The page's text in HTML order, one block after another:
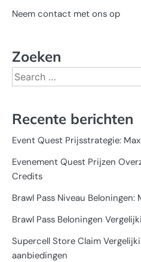
Neem contact met ons op
Zoeken
Search
for:
Recente berichten
Event Quest Prijsstrategie:
Evenement Quest Prijzen
Credits
Brawl Pass Niveau
Brawl Pass Beloningen
Supercell Store Claim
aanbiedingen